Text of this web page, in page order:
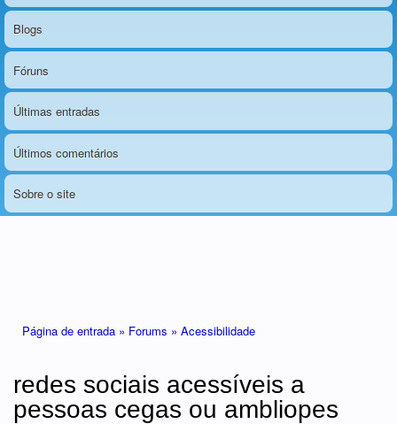
Blogs
Fóruns
Últimas entradas
Últimos comentários
Sobre o site
Página de entrada » Forums » Acessibilidade
redes sociais acessíveis a
pessoas cegas ou ambliopes